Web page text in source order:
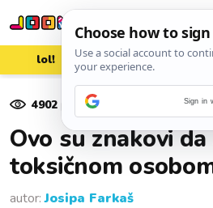
lol! aww
4902 pregleda
Ovo su znakovi
toksičnom
autor:Josipa Farkaš
Sign in